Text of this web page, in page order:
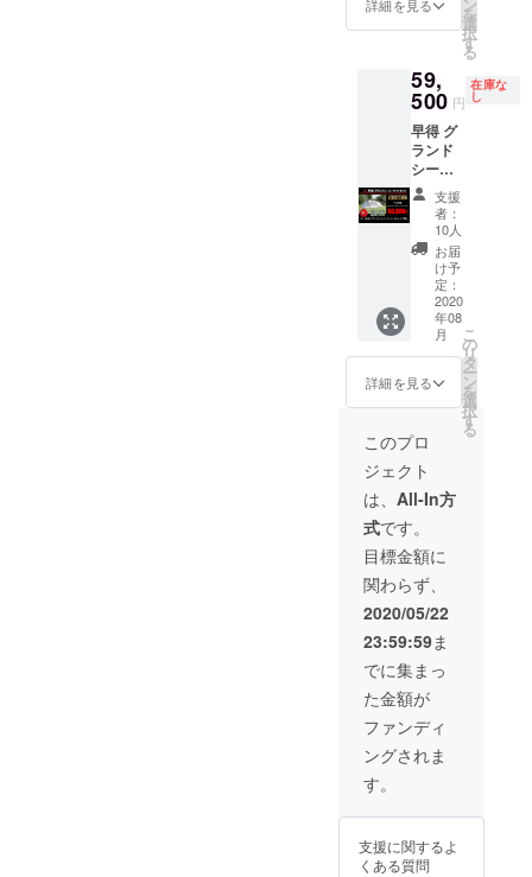
詳細を見る を
選
択
す
る
59,
500 円
在庫な
し
早得 グ
ランド
シート
+マット
セット
テント
本体 グ
ランド
シート
イン
ナー
マット
支援
者：
10人
お届
け予
定：
2020
年08
月
詳細を見る
こ
の
リ
タ
ー
ン
を
選
択
す
る
このプロ
ジェクト
は、 All-In方
式です。
目標金額に
関わらず、
2020/05/22
23:59:59ま
でに集まっ
た金額が
ファンディ
ングされま
す。
支援に関するよ
くある質問